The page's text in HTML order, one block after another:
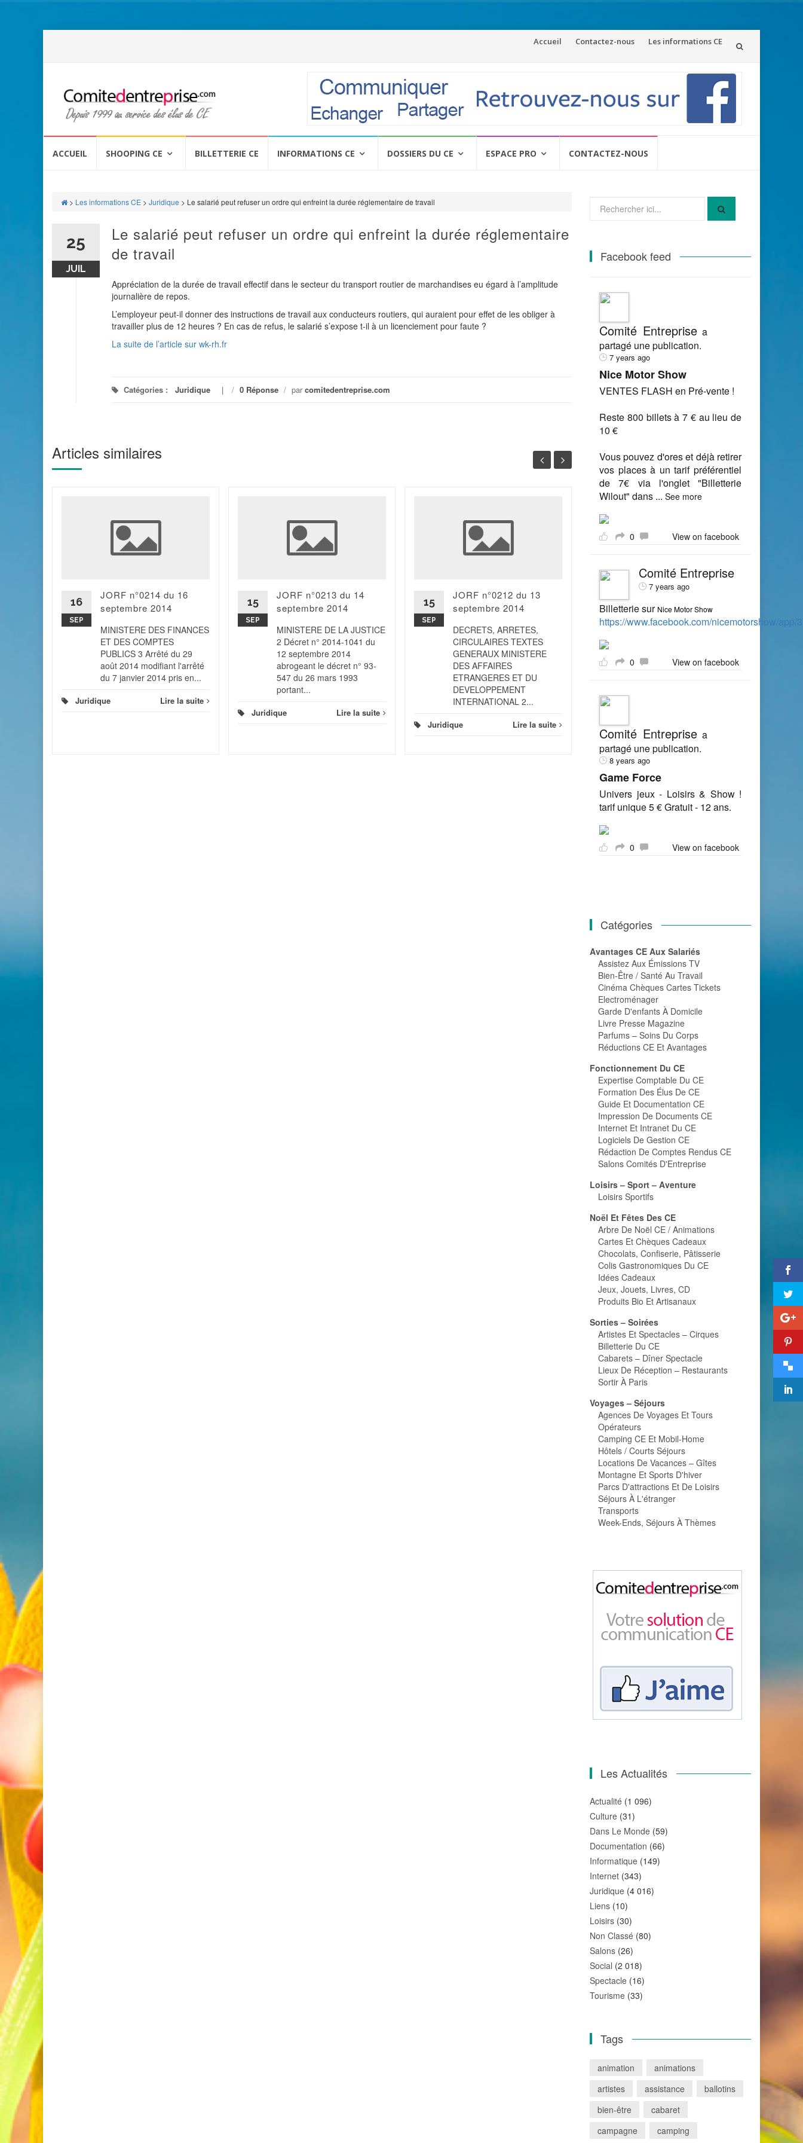
Aller
Accueil Contactez-nous Les informations CE
ACCUEIL SHOOPING CE BILLETTERIE CE INFORMATIONS CE DOSSIERS DU CE ESPACE PRO CONTACTEZ-NOUS
> Les informations CE > Juridique > Le salarié peut refuser un ordre qui enfreint la durée réglementaire de travail
25
JUIL
Le salarié peut refuser un ordre qui enfreint la durée réglementaire
de travail
Appréciation de la durée de travail effectif dans le secteur du transport routier de marchandises eu égard à l’amplitude
journalière de repos.
L’employeur peut-il donner des instructions de travail aux conducteurs routiers, qui auraient pour effet de les obliger à
travailler plus de 12 heures ? En cas de refus, le salarié s’expose t-il à un licenciement pour faute ?
La suite de l’article sur wk-rh.fr
Catégories : Juridique / 0 Réponse / parcomitedentreprise.com
Articles similaires
16
SEP
JORF n°0214 du 16
septembre 2014
MINISTERE DES FINANCES
ET DES COMPTES
PUBLICS 3 Arrêté du 29
août 2014 modifiant l'arrêté
du 7 janvier 2014 pris en...
Juridique Lire la suite
15
SEP
JORF n°0213 du 14
septembre 2014
MINISTERE DE LA JUSTICE
2 Décret n° 2014-1041 du
12 septembre 2014
abrogeant le décret n° 93-
547 du 26 mars 1993
portant...
Juridique Lire la suite
15
SEP
JORF n°0212 du 13
septembre 2014
DECRETS, ARRETES,
CIRCULAIRES TEXTES
GENERAUX MINISTERE
DES AFFAIRES
ETRANGERES ET DU
DEVELOPPEMENT
INTERNATIONAL 2...
Juridique Lire la suite
12
SEP
DEVELOPPEMENT
INTERNATIONAL 5 Arrêté
du 26 août 2014 portant
délégation de signature...
Juridique
pour
Facebook feed
Comité Entreprisea
partagé une publication.
7 years ago
Nice Motor Show
VENTES FLASH en Pré-vente !
Reste 800 billets à 7 € au lieu de
10 €
Vous pouvez d'ores et déjà retirer
vos places à un tarif préférentiel
de 7€ via l'onglet "Billetterie
Wilout" dans ... See more
0 View on facebook
Comité Entreprise
7 years ago
Billetterie sur Nice Motor Show
https://www.facebook.com/nicemotorshow/app/
0 View on facebook
Comité Entreprisea
partagé une publication.
8 years ago
Game Force
Univers jeux - Loisirs & Show !
tarif unique 5 € Gratuit - 12 ans.
0 View on facebook
Catégories
Avantages CE Aux Salariés
Assistez Aux Émissions TV
Bien-Être / Santé Au Travail
Cinéma Chèques Cartes Tickets
Electroménager
Garde D'enfants À Domicile
Livre Presse Magazine
Parfums – Soins Du Corps
Réductions CE Et Avantages
Fonctionnement Du CE
Expertise Comptable Du CE
Formation Des Élus De CE
Guide Et Documentation CE
Impression De Documents CE
Internet Et Intranet Du CE
Logiciels De Gestion CE
Rédaction De Comptes Rendus CE
Salons Comités D'Entreprise
Loisirs – Sport – Aventure
Loisirs Sportifs
Noël Et Fêtes Des CE
Arbre De Noël CE / Animations
Cartes Et Chèques Cadeaux
Chocolats, Confiserie, Pâtisserie
Colis Gastronomiques Du CE
Idées Cadeaux
Jeux, Jouets, Livres, CD
Produits Bio Et Artisanaux
Sorties – Soirées
Artistes Et Spectacles – Cirques
Billetterie Du CE
Cabarets – Dîner Spectacle
Lieux De Réception – Restaurants
Sortir À Paris
Voyages – Séjours
Agences De Voyages Et Tours
Opérateurs
Camping CE Et Mobil-Home
Hôtels / Courts Séjours
Locations De Vacances – Gîtes
Montagne Et Sports D'hiver
Parcs D'attractions Et De Loisirs
Séjours À L'étranger
Transports
Week-Ends, Séjours À Thèmes
Les Actualités
Actualité (1 096)
Culture (31)
Dans Le Monde (59)
Documentation (66)
Informatique (149)
Internet (343)
Juridique (4 016)
Liens (10)
Loisirs (30)
Non Classé (80)
Salons (26)
Social (2 018)
Spectacle (16)
Tourisme (33)
Tags
animation
animations
artistes
assistance
ballotins
bien-être
cabaret
campagne
camping